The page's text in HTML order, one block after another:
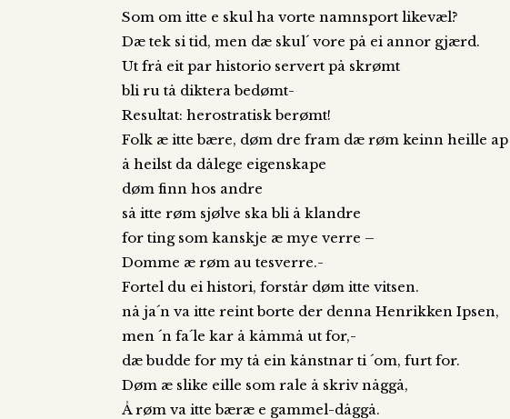
Som om itte e skul ha vorte namnsport likevæl?
Dæ tek si tid, men dæ skul´ vore på ei annor gjærd.
Ut frå eit par historio servert på skrømt
bli ru tå diktera bedømt-
Resultat: herostratisk berømt!
Folk æ itte bære, døm dre fram dæ røm keinn heille
å heilst da dålege eigenskape
døm finn hos andre
så itte røm sjølve ska bli å klandre
for ting som kanskje æ mye verre –
Domme æ røm au tesverre.-
Fortel du ei histori, forstår døm itte vitsen.
nå ja´n va itte reint borte der denna Henrikken Ipsen,
men ´n fa´le kar å kåmmå ut for,-
dæ budde for my tå ein kånstnar ti ´om, furt for.
Døm æ slike eille som rale å skriv någgå,
Å røm va itte bæræ e gammel-dåggå.